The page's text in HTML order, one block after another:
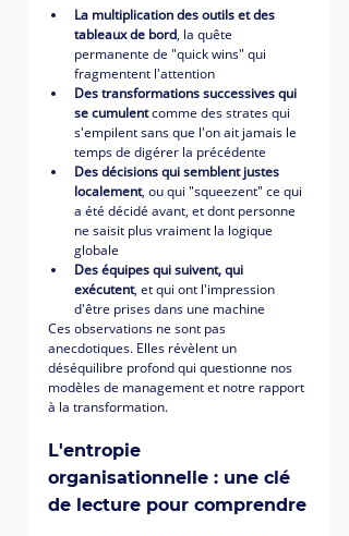
La multiplication des outils et des
tableaux de bord, la quête
permanente de "quick wins" qui
fragmentent l'attention
Des transformations successives qui
se cumulent comme des strates qui
s'empilent sans que l'on ait jamais le
temps de digérer la précédente
Des décisions qui semblent justes
localement, ou qui "squeezent" ce qui
a été décidé avant, et dont personne
ne saisit plus vraiment la logique
globale
Des équipes qui suivent, qui
exécutent, et qui ont l'impression
d'être prises dans une machine
Ces observations ne sont pas
anecdotiques. Elles révèlent un
déséquilibre profond qui questionne nos
modèles de management et notre rapport
à la transformation.
L'entropie
organisationnelle : une clé
de lecture pour comprendre